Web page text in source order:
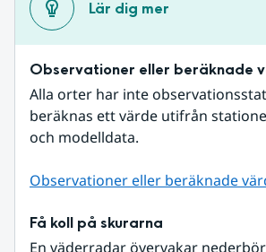
Lär dig mer
Observationer eller beräknade
Alla orter har inte
beräknas ett värde utifrån
och modelldata.
Observationer eller beräknade
Få koll på skurarna
En väderradar övervakar